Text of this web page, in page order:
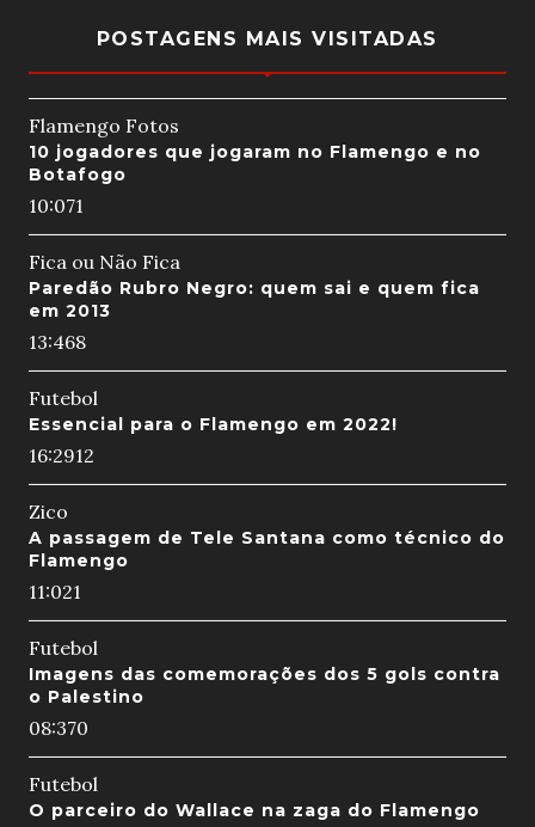
POSTAGENS MAIS VISITADAS
Flamengo Fotos
10 jogadores que jogaram no Flamengo e no
Botafogo
10:071
Fica ou Não Fica
Paredão Rubro Negro: quem sai e quem fica
em 2013
13:468
Futebol
Essencial para o Flamengo em 2022!
16:2912
Zico
A passagem de Tele Santana como técnico do
Flamengo
11:021
Futebol
Imagens das comemorações dos 5 gols contra
o Palestino
08:370
Futebol
O parceiro do Wallace na zaga do Flamengo